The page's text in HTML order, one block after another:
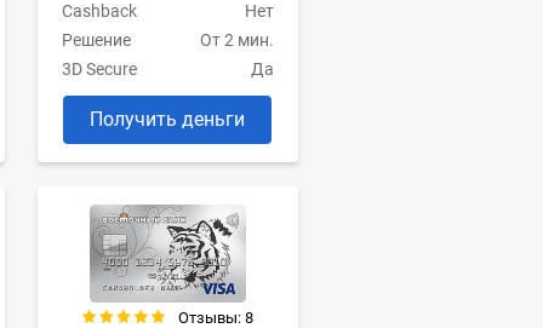
Cashback
Нет
Решение
От 2 мин.
3D Secure
Да
Получить деньги
Отзывы: 8